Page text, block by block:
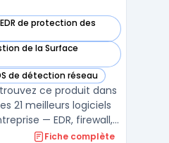
de protection des
Cortex XSIAM dans cette
de la Surface
Cortex XSIAM dans cette
de détection réseau
Cortex XSIAM dans cette
ce produit dans
21 meilleurs logiciels
— EDR, firewall,
Fiche complète